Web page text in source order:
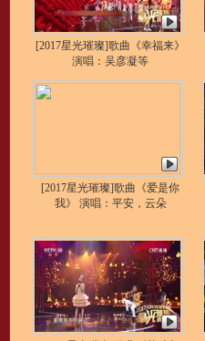
[2017星光璀璨]歌曲《幸福来》
演唱：吴彦凝等
[2017星光璀璨]歌曲《爱是你
我》 演唱：平安，云朵